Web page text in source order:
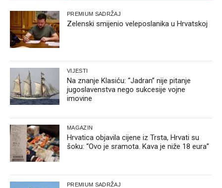
PREMIUM SADRŽAJ
Zelenski smijenio veleposlanika u Hrvatskoj
VIJESTI
Na znanje Klasiću: “Jadran” nije pitanje
jugoslavenstva nego sukcesije vojne
imovine
MAGAZIN
Hrvatica objavila cijene iz Trsta, Hrvati su
šoku: “Ovo je sramota. Kava je niže 18 eura”
PREMIUM SADRŽAJ